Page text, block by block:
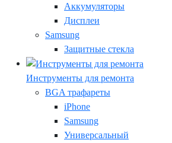
Аккумуляторы
Дисплеи
Samsung
Защитные стекла
Инструменты для ремонта
BGA трафареты
iPhone
Samsung
Универсальный